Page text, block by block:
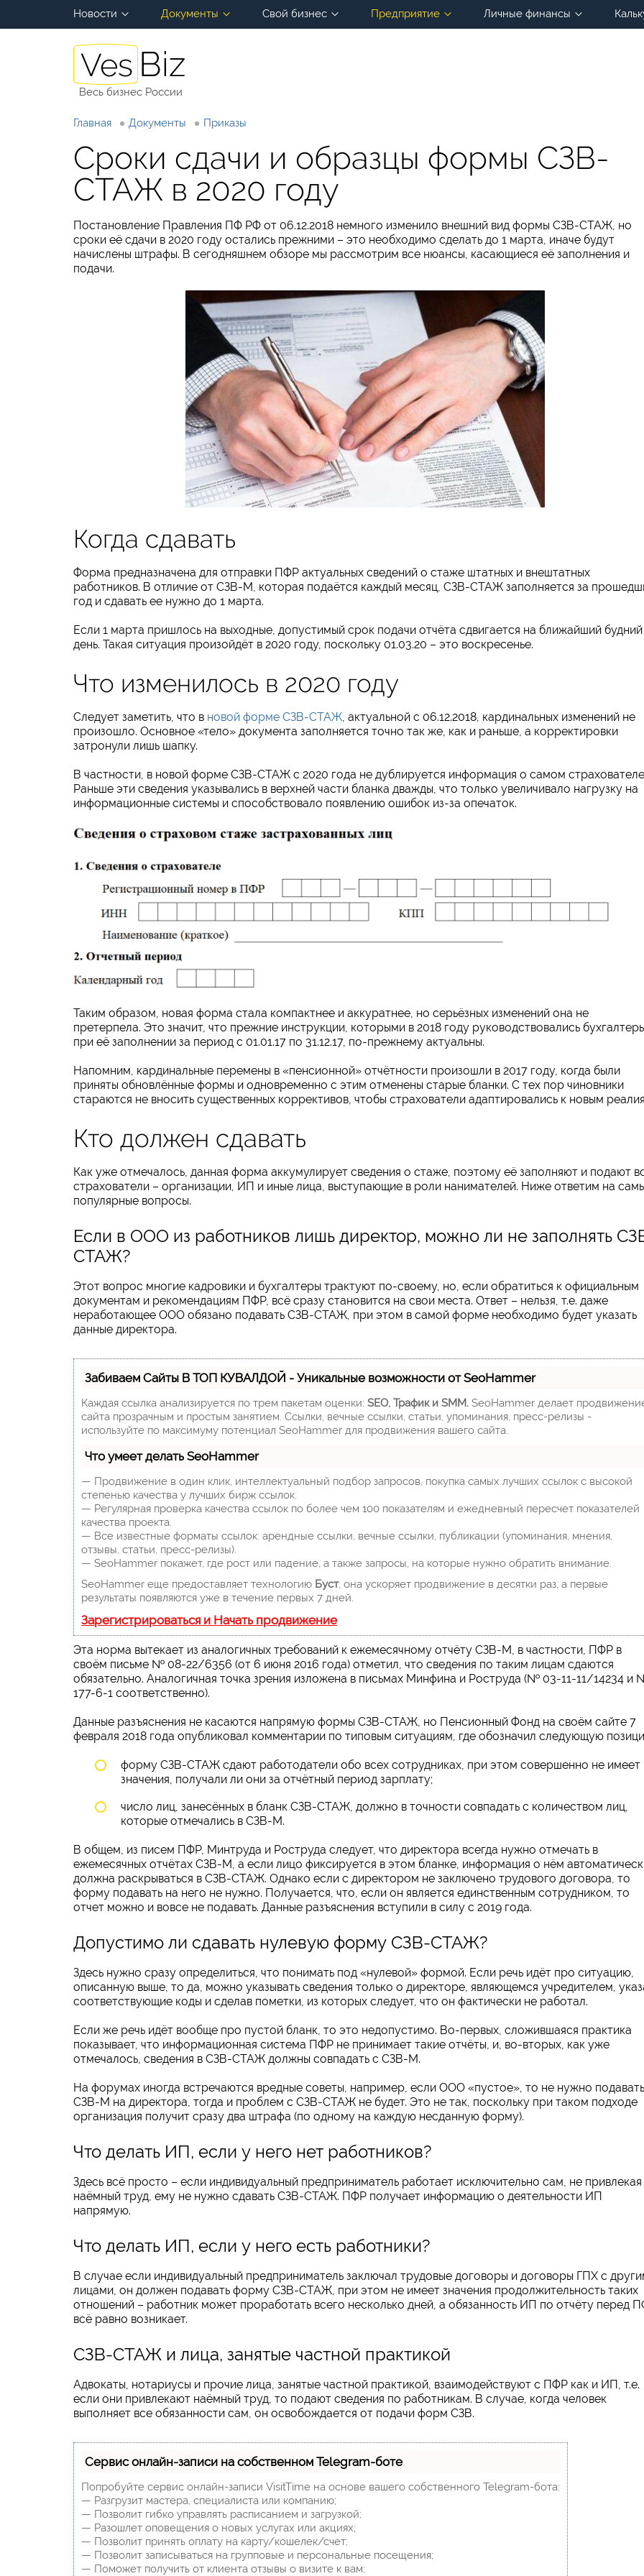
Новости Документы Свой бизнес Предприятие Личные финансы
Весь бизнес России
Главная Документы Приказы
Сроки сдачи и образцы формы СЗВ-
СТАЖ в 2020 году
Постановление Правления ПФ РФ от 06.12.2018 немного изменило внешний вид формы СЗВ-СТАЖ, но
сроки её сдачи в 2020 году остались прежними – это необходимо сделать до 1 марта, иначе будут
начислены штрафы. В сегодняшнем обзоре мы рассмотрим все нюансы, касающиеся её заполнения и
подачи.
Когда сдавать
Форма предназначена для отправки ПФР актуальных сведений о стаже штатных и внештатных
работников. В отличие от СЗВ-М, которая подаётся каждый месяц, СЗВ-СТАЖ заполняется за
год и сдавать ее нужно до 1 марта.
Если 1 марта пришлось на выходные, допустимый срок подачи отчёта сдвигается на ближайший будний
день. Такая ситуация произойдёт в 2020 году, поскольку 01.03.20 – это воскресенье.
Что изменилось в 2020 году
Следует заметить, что в новой форме СЗВ-СТАЖ, актуальной с 06.12.2018, кардинальных изменений не
произошло. Основное «тело» документа заполняется точно так же, как и раньше, а корректировки
затронули лишь шапку.
В частности, в новой форме СЗВ-СТАЖ с 2020 года не дублируется информация о самом
Раньше эти сведения указывались в верхней части бланка дважды, что только увеличивало нагрузку на
информационные системы и способствовало появлению ошибок из-за опечаток.
Таким образом, новая форма стала компактнее и аккуратнее, но серьёзных изменений она не
претерпела. Это значит, что прежние инструкции, которыми в 2018 году руководствовались
при её заполнении за период с 01.01.17 по 31.12.17, по-прежнему актуальны.
Напомним, кардинальные перемены в «пенсионной» отчётности произошли в 2017 году, когда были
приняты обновлённые формы и одновременно с этим отменены старые бланки. С тех пор чиновники
стараются не вносить существенных коррективов, чтобы страхователи адаптировались к новым
Кто должен сдавать
Как уже отмечалось, данная форма аккумулирует сведения о стаже, поэтому её заполняют и подают
страхователи – организации, ИП и иные лица, выступающие в роли нанимателей. Ниже ответим на
популярные вопросы.
Если в ООО из работников лишь директор, можно ли не заполнять
СТАЖ?
Этот вопрос многие кадровики и бухгалтеры трактуют по-своему, но, если обратиться к официальным
документам и рекомендациям ПФР, всё сразу становится на свои места. Ответ – нельзя, т.е. даже
неработающее ООО обязано подавать СЗВ-СТАЖ, при этом в самой форме необходимо будет указать
данные директора.
Забиваем Сайты В ТОП КУВАЛДОЙ - Уникальные возможности от SeoHammer
Каждая ссылка анализируется по трем пакетам оценки: SEO, Трафик и SMM. SeoHammer делает
сайта прозрачным и простым занятием. Ссылки, вечные ссылки, статьи, упоминания, пресс-релизы -
используйте по максимуму потенциал SeoHammer для продвижения вашего сайта.
Что умеет делать SeoHammer
— Продвижение в один клик, интеллектуальный подбор запросов, покупка самых лучших ссылок с высокой
степенью качества у лучших бирж ссылок.
— Регулярная проверка качества ссылок по более чем 100 показателям и ежедневный пересчет показателей
качества проекта.
— Все известные форматы ссылок: арендные ссылки, вечные ссылки, публикации (упоминания, мнения,
отзывы, статьи, пресс-релизы).
— SeoHammer покажет, где рост или падение, а также запросы, на которые нужно обратить внимание.
SeoHammer еще предоставляет технологию Буст, она ускоряет продвижение в десятки раз, а первые
результаты появляются уже в течение первых 7 дней.
Зарегистрироваться и Начать продвижение
Эта норма вытекает из аналогичных требований к ежемесячному отчёту СЗВ-М, в частности, ПФР в
своём письме № 08-22/6356 (от 6 июня 2016 года) отметил, что сведения по таким лицам сдаются
обязательно. Аналогичная точка зрения изложена в письмах Минфина и Роструда (№ 03-11-11/14234 и
177-6-1 соответственно).
Данные разъяснения не касаются напрямую формы СЗВ-СТАЖ, но Пенсионный Фонд на своём сайте 7
февраля 2018 года опубликовал комментарии по типовым ситуациям, где обозначил следующую
форму СЗВ-СТАЖ сдают работодатели обо всех сотрудниках, при этом совершенно не имеет
значения, получали ли они за отчётный период зарплату;
число лиц, занесённых в бланк СЗВ-СТАЖ, должно в точности совпадать с количеством лиц,
которые отмечались в СЗВ-М.
В общем, из писем ПФР, Минтруда и Роструда следует, что директора всегда нужно отмечать в
ежемесячных отчётах СЗВ-М, а если лицо фиксируется в этом бланке, информация о нём
должна раскрываться в СЗВ-СТАЖ. Однако если с директором не заключено трудового договора, то
форму подавать на него не нужно. Получается, что, если он является единственным сотрудником, то
отчет можно и вовсе не подавать. Данные разъяснения вступили в силу с 2019 года.
Допустимо ли сдавать нулевую форму СЗВ-СТАЖ?
Здесь нужно сразу определиться, что понимать под «нулевой» формой. Если речь идёт про ситуацию,
описанную выше, то да, можно указывать сведения только о директоре, являющемся учредителем,
соответствующие коды и сделав пометки, из которых следует, что он фактически не работал.
Если же речь идёт вообще про пустой бланк, то это недопустимо. Во-первых, сложившаяся практика
показывает, что информационная система ПФР не принимает такие отчёты, и, во-вторых, как уже
отмечалось, сведения в СЗВ-СТАЖ должны совпадать с СЗВ-М.
На форумах иногда встречаются вредные советы, например, если ООО «пустое», то не нужно подавать
СЗВ-М на директора, тогда и проблем с СЗВ-СТАЖ не будет. Это не так, поскольку при таком подходе
организация получит сразу два штрафа (по одному на каждую несданную форму).
Что делать ИП, если у него нет работников?
Здесь всё просто – если индивидуальный предприниматель работает исключительно сам, не привлекая
наёмный труд, ему не нужно сдавать СЗВ-СТАЖ. ПФР получает информацию о деятельности ИП
напрямую.
Что делать ИП, если у него есть работники?
В случае если индивидуальный предприниматель заключал трудовые договоры и договоры ГПХ с
лицами, он должен подавать форму СЗВ-СТАЖ, при этом не имеет значения продолжительность таких
отношений – работник может проработать всего несколько дней, а обязанность ИП по отчёту перед
всё равно возникает.
СЗВ-СТАЖ и лица, занятые частной практикой
Адвокаты, нотариусы и прочие лица, занятые частной практикой, взаимодействуют с ПФР как и ИП, т.е.
если они привлекают наёмный труд, то подают сведения по работникам. В случае, когда человек
выполняет все обязанности сам, он освобождается от подачи форм СЗВ.
Сервис онлайн-записи на собственном Telegram-боте
Попробуйте сервис онлайн-записи VisitTime на основе вашего собственного Telegram-бота:
— Разгрузит мастера, специалиста или компанию;
— Позволит гибко управлять расписанием и загрузкой;
— Разошлет оповещения о новых услугах или акциях;
— Позволит принять оплату на карту/кошелек/счет;
— Позволит записываться на групповые и персональные посещения;
— Поможет получить от клиента отзывы о визите к вам;